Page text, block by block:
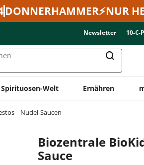
DONNERHAMMER⚡NUR
Newsletter 10-€-
Spirituosen-Welt Ernähren
Nudel-Saucen
Biozentrale
Sauce